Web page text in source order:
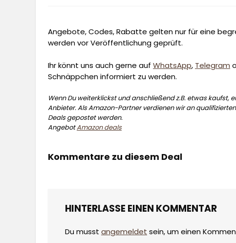
Angebote, Codes, Rabatte gelten nur für eine
werden vor Veröffentlichung geprüft.
Ihr könnt uns auch gerne auf WhatsApp, Telegram
Schnäppchen informiert zu werden.
Wenn Du weiterklickst und anschließend z.B. etwas kaufst,
Anbieter. Als Amazon-Partner verdienen wir an
Deals gepostet werden.
AngebotAmazon deals
Kommentare zu diesem Deal
HINTERLASSE EINEN KOMMENTAR
Du musst angemeldet sein, um einen